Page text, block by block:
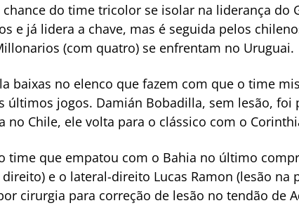
chance do time tricolor se isolar na liderança do
e já lidera a chave, mas é seguida pelos
(com quatro) se enfrentam no Uruguai.
baixas no elenco que fazem com que o time
últimos jogos. Damián Bobadilla, sem lesão, foi
no Chile, ele volta para o clássico com o
time que empatou com o Bahia no último
e o lateral-direito Lucas Ramon (lesão na
cirurgia para correção de lesão no tendão de